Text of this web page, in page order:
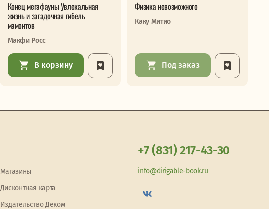
Конец мегафауны Увлекальная
жизнь и загадочная гибель
мамонтов
Макфи Росс
В корзину
Физика невозможного
Каку Митио
Под заказ
Магазины
Дисконтная карта
Издательство Деком
+7 (831) 217-43-30
info@dirigable-book.ru